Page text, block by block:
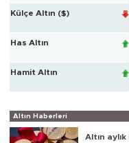
Külçe Altın ($)
Has Altın
Hamit Altın
Altın Haberleri
Altın